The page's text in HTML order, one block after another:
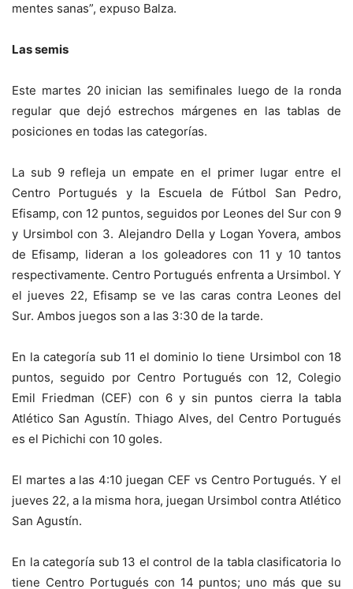
mentes sanas”, expuso Balza.
Las semis
Este martes 20 inician las semifinales luego de la ronda
regular que dejó estrechos márgenes en las tablas de
posiciones en todas las categorías.
La sub 9 refleja un empate en el primer lugar entre el
Centro Portugués y la Escuela de Fútbol San Pedro,
Efisamp, con 12 puntos, seguidos por Leones del Sur con 9
y Ursimbol con 3. Alejandro Della y Logan Yovera, ambos
de Efisamp, lideran a los goleadores con 11 y 10 tantos
respectivamente. Centro Portugués enfrenta a Ursimbol. Y
el jueves 22, Efisamp se ve las caras contra Leones del
Sur. Ambos juegos son a las 3:30 de la tarde.
En la categoría sub 11 el dominio lo tiene Ursimbol con 18
puntos, seguido por Centro Portugués con 12, Colegio
Emil Friedman (CEF) con 6 y sin puntos cierra la tabla
Atlético San Agustín. Thiago Alves, del Centro Portugués
es el Pichichi con 10 goles.
El martes a las 4:10 juegan CEF vs Centro Portugués. Y el
jueves 22, a la misma hora, juegan Ursimbol contra Atlético
San Agustín.
En la categoría sub 13 el control de la tabla clasificatoria lo
tiene Centro Portugués con 14 puntos; uno más que su